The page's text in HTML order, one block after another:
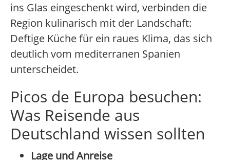
ins Glas eingeschenkt wird, verbinden die
Region kulinarisch mit der Landschaft:
Deftige Küche für ein raues Klima, das sich
deutlich vom mediterranen Spanien
unterscheidet.
Picos de Europa besuchen:
Was Reisende aus
Deutschland wissen sollten
Lage und Anreise